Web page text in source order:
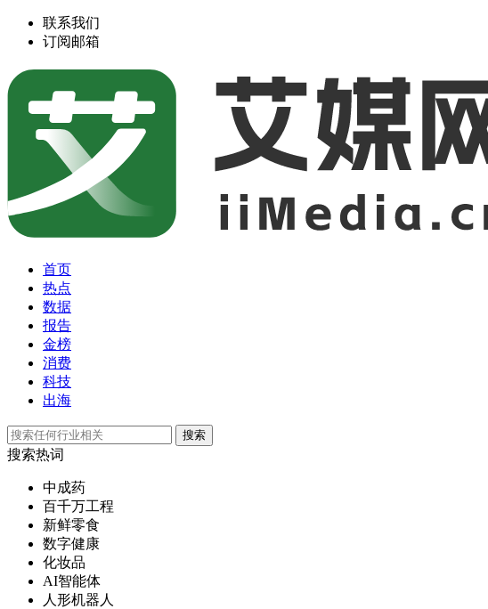
联系我们
订阅邮箱
首页
热点
数据
报告
金榜
消费
科技
出海
搜索
搜索热词
中成药
百千万工程
新鲜零食
数字健康
化妆品
AI智能体
人形机器人